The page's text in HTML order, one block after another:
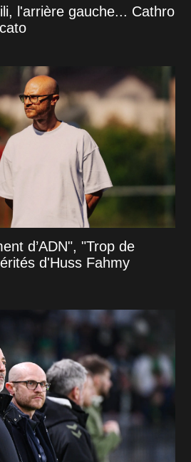
l'arrière gauche... Cathro
d’ADN", "Trop de
d'Huss Fahmy